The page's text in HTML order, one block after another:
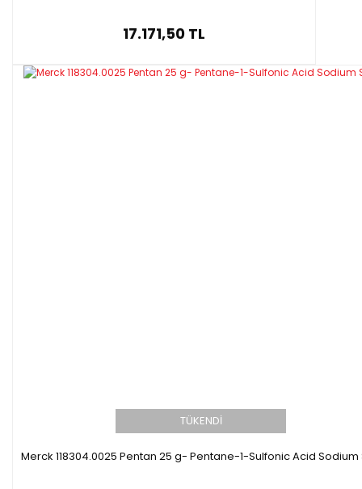
17.171,50 TL
TÜKENDİ
Merck 118304.0025 Pentan 25 g- Pentane-1-Sulfonic Acid Sodium